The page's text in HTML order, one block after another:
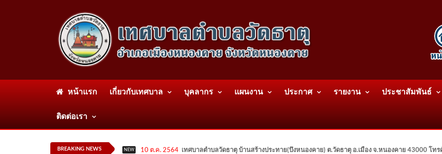
หน้าแรก เกี่ยวกับเทศบาล บุคลากร แผนงาน ประกาศ รายงาน ประชาสัมพันธ์
ติดต่อเรา
BREAKING NEWS NEW 10 ต.ค. 2564 เทศบาลตำบลวัดธาตุ บ้านสร้างประทาย(บึงหนองคาย) ต.วัดธาตุ อ.เมือง จ.หนองคาย 43000 โ